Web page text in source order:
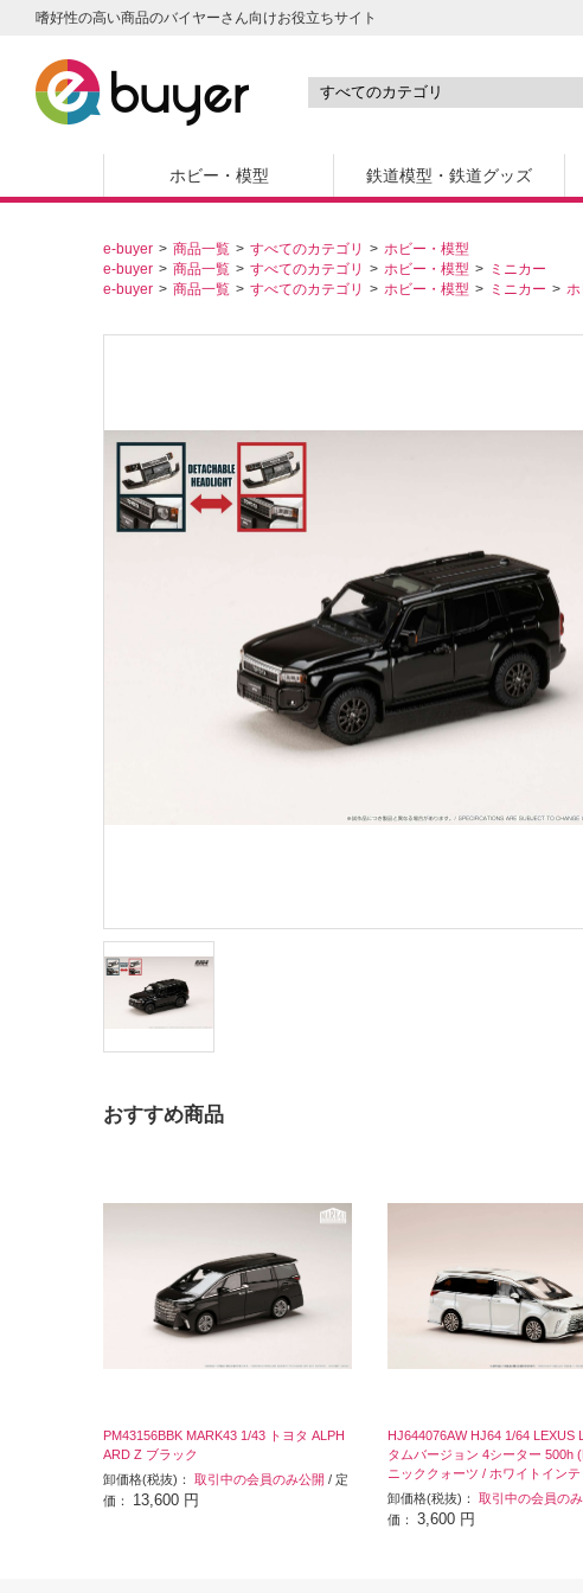
嗜好性の高い商品のバイヤーさん向けお役立ちサイト
ホビー・模型 鉄道模型・鉄道グッズ
e-buyer 商品一覧 すべてのカテゴリ
ホビー・模型
e-buyer
商品一覧 すべてのカテゴリ ホビー・模型
ミニカー
e-buyer
商品一覧 すべてのカテゴリ ホビー・模型 ミニカー
おすすめ商品
PM43156BBK MARK43 1/43 トヨタ ALPH
ARD Z ブラック
卸価格(税抜)： 取引中の会員のみ公開 / 定
価： 13,600 円
HJ644076AW HJ64 1/64 LEXUS
タムバージョン 4シーター 500h
ニッククォーツ / ホワイトインテ
卸価格(税抜)： 取引中の会員の
価： 3,600 円